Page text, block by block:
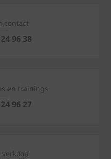
contact
96 38
en trainings
96 27